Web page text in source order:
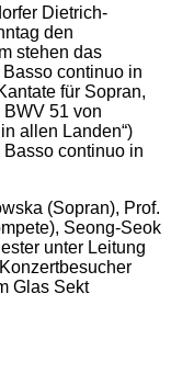
Dietrich-
den
stehen das
continuo in
für Sopran,
51 von
allen Landen“)
continuo in
(Sopran), Prof.
Seong-Seok
unter Leitung
Glas Sekt